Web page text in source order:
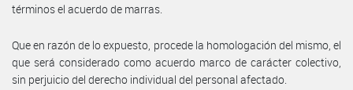
términos el acuerdo de marras.
Que en razón de lo expuesto, procede la homologación del mismo, el
que será considerado como acuerdo marco de carácter colectivo,
sin perjuicio del derecho individual del personal afectado.